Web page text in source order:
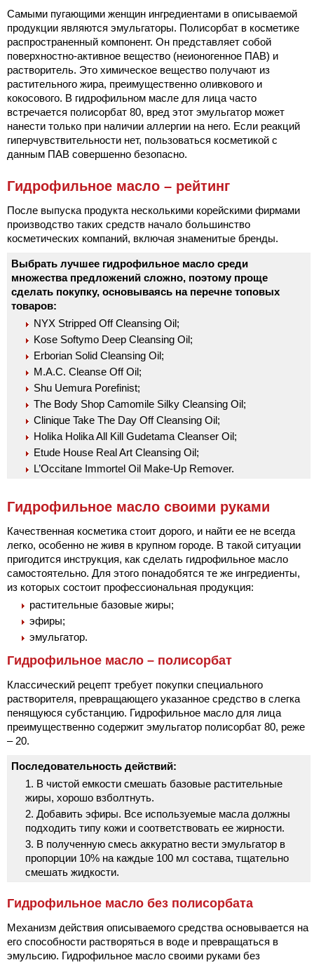
Самыми пугающими женщин ингредиентами в описываемой
продукции являются эмульгаторы. Полисорбат в косметике
распространенный компонент. Он представляет собой
поверхностно-активное вещество (неионогенное ПАВ) и
растворитель. Это химическое вещество получают из
растительного жира, преимущественно оливкового и
кокосового. В гидрофильном масле для лица часто
встречается полисорбат 80, вред этот эмульгатор может
нанести только при наличии аллергии на него. Если реакций
гиперчувствительности нет, пользоваться косметикой с
данным ПАВ совершенно безопасно.
Гидрофильное масло – рейтинг
После выпуска продукта несколькими корейскими фирмами
производство таких средств начало большинство
косметических компаний, включая знаменитые бренды.
Выбрать лучшее гидрофильное масло среди
множества предложений сложно, поэтому проще
сделать покупку, основываясь на перечне топовых
товаров:
NYX Stripped Off Cleansing Oil;
Kose Softymo Deep Cleansing Oil;
Erborian Solid Cleansing Oil;
M.A.C. Cleanse Off Oil;
Shu Uemura Porefinist;
The Body Shop Camomile Silky Cleansing Oil;
Clinique Take The Day Off Cleansing Oil;
Holika Holika All Kill Gudetama Cleanser Oil;
Etude House Real Art Cleansing Oil;
L’Occitane Immortel Oil Make-Up Remover.
Гидрофильное масло своими руками
Качественная косметика стоит дорого, и найти ее не всегда
легко, особенно не живя в крупном городе. В такой ситуации
пригодится инструкция, как сделать гидрофильное масло
самостоятельно. Для этого понадобятся те же ингредиенты,
из которых состоит профессиональная продукция:
растительные базовые жиры;
эфиры;
эмульгатор.
Гидрофильное масло – полисорбат
Классический рецепт требует покупки специального
растворителя, превращающего указанное средство в слегка
пенящуюся субстанцию. Гидрофильное масло для лица
преимущественно содержит эмульгатор полисорбат 80, реже
– 20.
Последовательность действий:
В чистой емкости смешать базовые растительные
жиры, хорошо взболтнуть.
Добавить эфиры. Все используемые масла должны
подходить типу кожи и соответствовать ее жирности.
В полученную смесь аккуратно вести эмульгатор в
пропорции 10% на каждые 100 мл состава, тщательно
смешать жидкости.
Гидрофильное масло без полисорбата
Механизм действия описываемого средства основывается на
его способности растворяться в воде и превращаться в
эмульсию. Гидрофильное масло своими руками без